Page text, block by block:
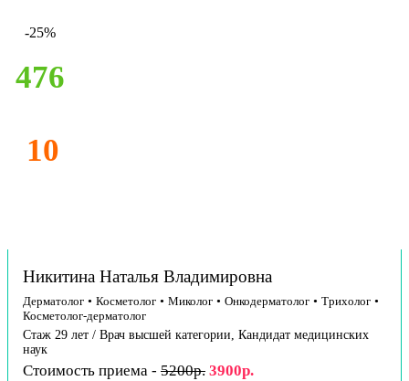
-25%
476
10
Никитина Наталья Владимировна
Дерматолог • Косметолог • Миколог • Онкодерматолог • Трихолог •
Косметолог-дерматолог
Стаж 29 лет / Врач высшей категории, Кандидат медицинских
наук
Стоимость приема - 5200р. 3900р.